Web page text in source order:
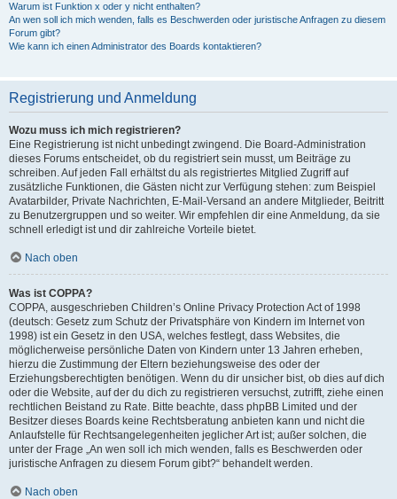
Warum ist Funktion x oder y nicht enthalten?
An wen soll ich mich wenden, falls es Beschwerden oder juristische Anfragen zu diesem
Forum gibt?
Wie kann ich einen Administrator des Boards kontaktieren?
Registrierung und Anmeldung
Wozu muss ich mich registrieren?
Eine Registrierung ist nicht unbedingt zwingend. Die Board-Administration
dieses Forums entscheidet, ob du registriert sein musst, um Beiträge zu
schreiben. Auf jeden Fall erhältst du als registriertes Mitglied Zugriff auf
zusätzliche Funktionen, die Gästen nicht zur Verfügung stehen: zum Beispiel
Avatarbilder, Private Nachrichten, E-Mail-Versand an andere Mitglieder, Beitritt
zu Benutzergruppen und so weiter. Wir empfehlen dir eine Anmeldung, da sie
schnell erledigt ist und dir zahlreiche Vorteile bietet.
Nach oben
Was ist COPPA?
COPPA, ausgeschrieben Children’s Online Privacy Protection Act of 1998
(deutsch: Gesetz zum Schutz der Privatsphäre von Kindern im Internet von
1998) ist ein Gesetz in den USA, welches festlegt, dass Websites, die
möglicherweise persönliche Daten von Kindern unter 13 Jahren erheben,
hierzu die Zustimmung der Eltern beziehungsweise des oder der
Erziehungsberechtigten benötigen. Wenn du dir unsicher bist, ob dies auf dich
oder die Website, auf der du dich zu registrieren versuchst, zutrifft, ziehe einen
rechtlichen Beistand zu Rate. Bitte beachte, dass phpBB Limited und der
Besitzer dieses Boards keine Rechtsberatung anbieten kann und nicht die
Anlaufstelle für Rechtsangelegenheiten jeglicher Art ist; außer solchen, die
unter der Frage „An wen soll ich mich wenden, falls es Beschwerden oder
juristische Anfragen zu diesem Forum gibt?“ behandelt werden.
Nach oben